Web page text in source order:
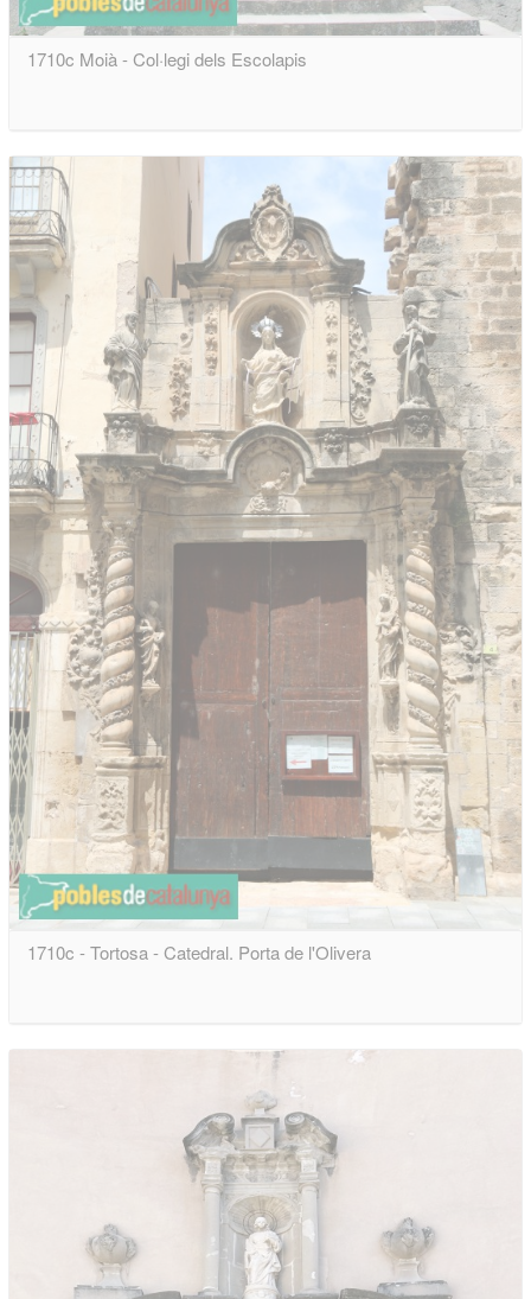
1710c Moià - Col·legi dels Escolapis
1710c - Tortosa - Catedral. Porta de l'Olivera